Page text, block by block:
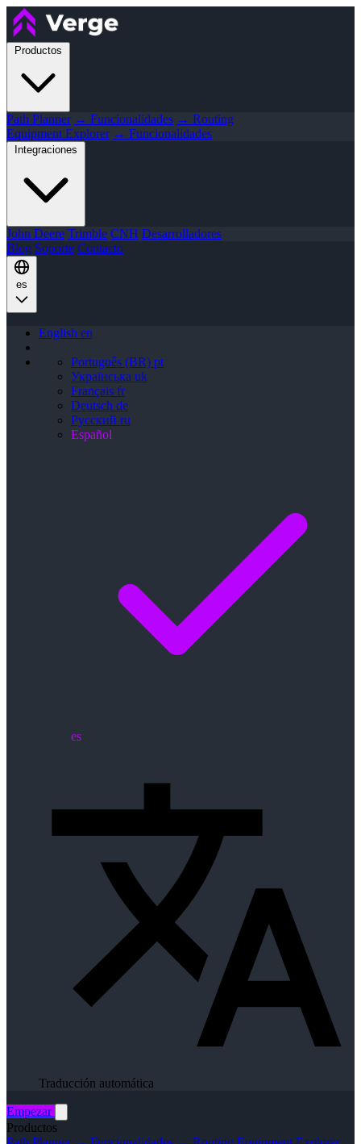
Productos
Path Planner → Funcionalidades → Routing
Equipment Explorer → Funcionalidades
Integraciones
John Deere Trimble CNH Desarrolladores
Blog Soporte Contacto
es
English en
Português (BR) pt
Українська uk
Français fr
Deutsch de
Русский ru
Español
es
Traducción automática
Empezar
Productos